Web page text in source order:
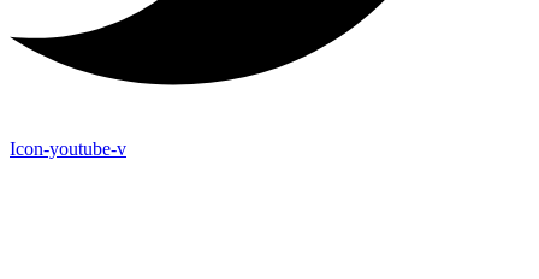
Icon-youtube-v